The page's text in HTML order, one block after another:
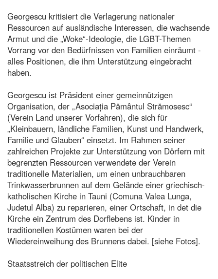
Georgescu kritisiert die Verlagerung nationaler
Ressourcen auf ausländische Interessen, die wachsende
Armut und die „Woke“-Ideologie, die LGBT-Themen
Vorrang vor den Bedürfnissen von Familien einräumt -
alles Positionen, die ihm Unterstützung eingebracht
haben.
Georgescu ist Präsident einer gemeinnützigen
Organisation, der „Asociația Pământul Strămosesc“
(Verein Land unserer Vorfahren), die sich für
„Kleinbauern, ländliche Familien, Kunst und Handwerk,
Familie und Glauben“ einsetzt. Im Rahmen seiner
zahlreichen Projekte zur Unterstützung von Dörfern mit
begrenzten Ressourcen verwendete der Verein
traditionelle Materialien, um einen unbrauchbaren
Trinkwasserbrunnen auf dem Gelände einer griechisch-
katholischen Kirche in Tauni (Comuna Valea Lunga,
Judetul Alba) zu reparieren, einer Ortschaft, in det die
Kirche ein Zentrum des Dorflebens ist. Kinder in
traditionellen Kostümen waren bei der
Wiedereinweihung des Brunnens dabei. [siehe Fotos].
Staatsstreich der politischen Elite